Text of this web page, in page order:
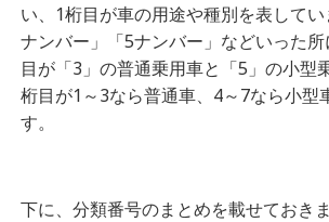
い、1桁目が車の用途や種別を表して
ナンバー」「5ナンバー」などいった
目が「3」の普通乗用車と「5」の小型
桁目が1～3なら普通車、4～7なら小型
す。
下に、分類番号のまとめを載せておきま